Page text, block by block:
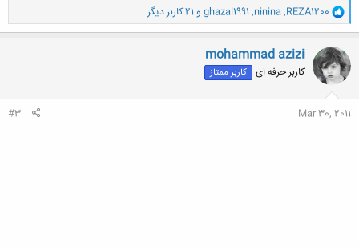
و
ا
ک
ن
ش
ه
ا
REZA1200
,
ninina
,
ghazal1991 و 21 کاربر دیگر
mohammad azizi
کاربر حرفه ای کاربر ممتاز
Mar 30, 2011
#3